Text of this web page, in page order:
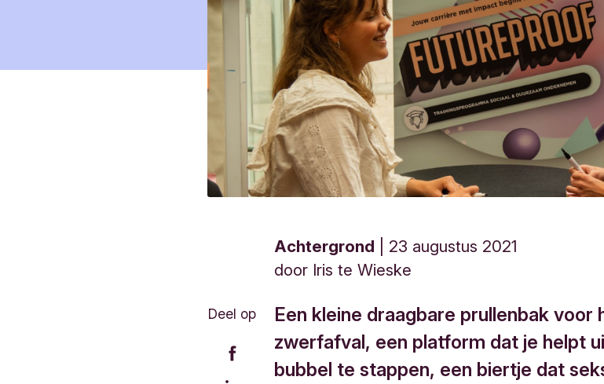
Achtergrond
23 augustus 2021
door Iris te Wieske
Deel op
Een kleine draagbare prullenbak voor
zwerfafval, een platform dat je helpt
bubbel te stappen, een biertje dat